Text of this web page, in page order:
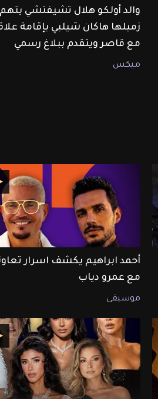
والد أولكو هلال تشيفتشي يتهم
زميلها هاكان شيلبي بإقامة
مع قاصر ويتقدم ببلاغ رسمي
ميكس
أحمد ابراهيم يكشف اسرار
مع عمرو دياب
موسيقى